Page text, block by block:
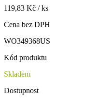
119,83 Kč / ks
Cena bez DPH
WO349368US
Kód produktu
Skladem
Dostupnost